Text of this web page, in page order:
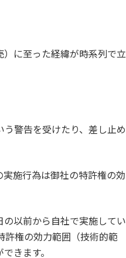
に至った経緯が時系列で立
警告を受けたり、差し止め
施行為は御社の特許権の効
以前から自社で実施してい
許権の効力範囲（技術的範
きます。